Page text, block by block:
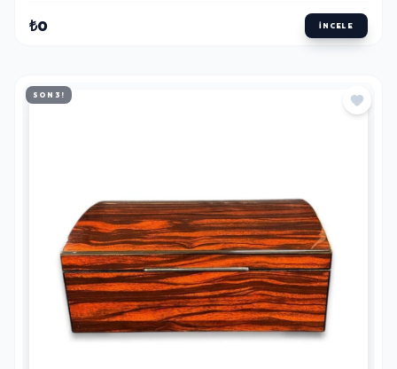
₺0 İNCELE
SON 3!